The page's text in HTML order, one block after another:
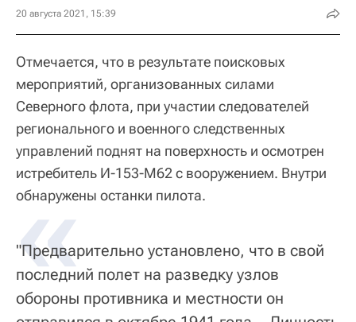
20 августа 2021, 15:39
Отмечается, что в результате поисковых
мероприятий, организованных силами
Северного флота, при участии следователей
регионального и военного следственных
управлений поднят на поверхность и осмотрен
истребитель И-153-М62 с вооружением. Внутри
обнаружены останки пилота.
«
"Предварительно установлено, что в свой
последний полет на разведку узлов
обороны противника и местности он